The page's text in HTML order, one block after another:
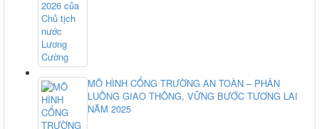
MÔ HÌNH CỔNG TRƯỜNG AN TOÀN – PHÂN
LUỒNG GIAO THÔNG, VỮNG BƯỚC TƯƠNG LAI
NĂM 2025